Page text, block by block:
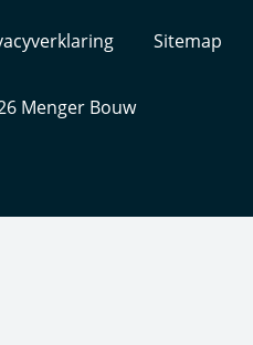
Sitemap
Menger Bouw